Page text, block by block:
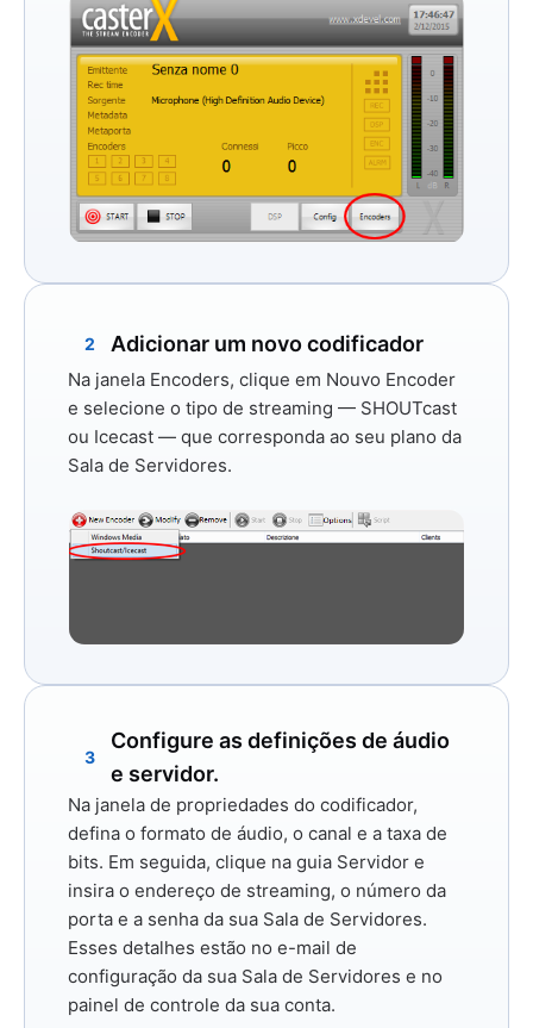
2 Adicionar um novo codificador
Na janela Encoders, clique em Nouvo Encoder
e selecione o tipo de streaming — SHOUTcast
ou Icecast — que corresponda ao seu plano da
Sala de Servidores.
3
Configure as definições de áudio
e servidor.
Na janela de propriedades do codificador,
defina o formato de áudio, o canal e a taxa de
bits. Em seguida, clique na guia Servidor e
insira o endereço de streaming, o número da
porta e a senha da sua Sala de Servidores.
Esses detalhes estão no e-mail de
configuração da sua Sala de Servidores e no
painel de controle da sua conta.